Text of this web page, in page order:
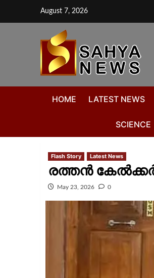
August 7, 2026
HOME LATEST NEWS
SCIENCE
Flash Story Latest News
രത്തന്‍
May 23, 2026 0